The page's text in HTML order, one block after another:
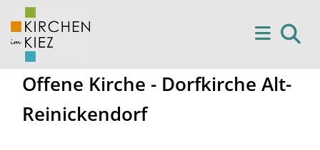
Offene Kirche - Dorfkirche Alt-
Reinickendorf